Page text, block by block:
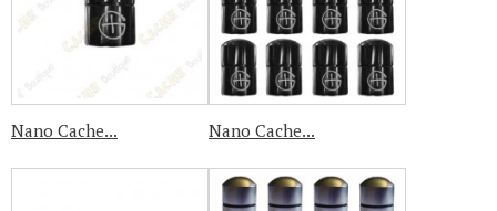
Nano Cache... Nano Cache...